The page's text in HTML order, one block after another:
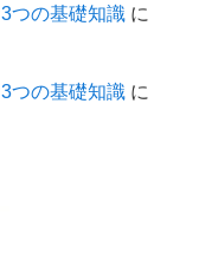
つの基礎知識に
つの基礎知識に